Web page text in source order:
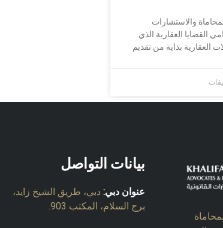
والاستشارات
القضايا العقارية الذي
العقارية بداية من تقديم
بيانات التواصل
عنوان دبي: دبي، طريق الشيخ زايد،
برج السلام، المكتب 903.